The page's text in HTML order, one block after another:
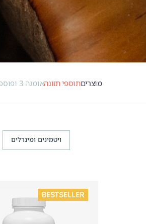
מוצריםתוספי תזונהאומגה 3 ופוספוליפידים
ויטמינים ומינרלים
BESTSELLER